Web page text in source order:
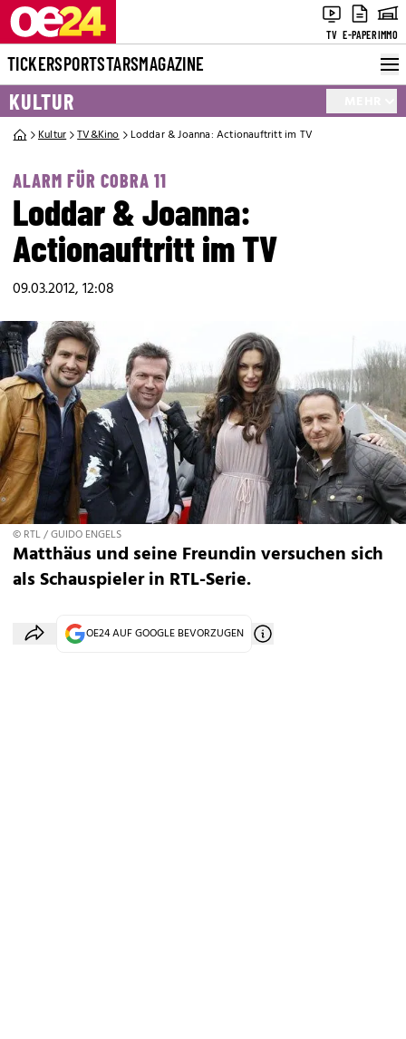
TV E-PAPERIMMO
TICKERSPORTSTARSMAGAZINE
KULTUR
Kultur TV&Kino Loddar & Joanna: Actionauftritt im TV
ALARM FÜR COBRA 11
Loddar & Joanna:
Actionauftritt im TV
09.03.2012, 12:08
© RTL / GUIDO ENGELS
Matthäus und seine Freundin versuchen sich
als Schauspieler in RTL-Serie.
OE24 AUF GOOGLE BEVORZUGEN